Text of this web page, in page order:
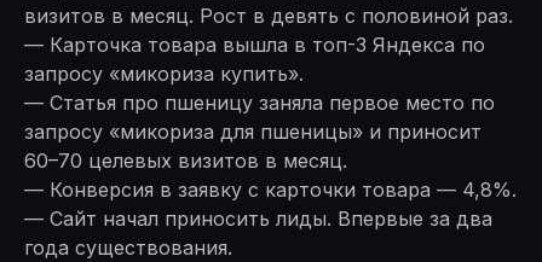
визитов в месяц. Рост в девять с половиной раз.
— Карточка товара вышла в топ-3 Яндекса по
запросу «микориза купить».
— Статья про пшеницу заняла первое место по
запросу «микориза для пшеницы» и приносит
60–70 целевых визитов в месяц.
— Конверсия в заявку с карточки товара — 4,8%.
— Сайт начал приносить лиды. Впервые за два
года существования.